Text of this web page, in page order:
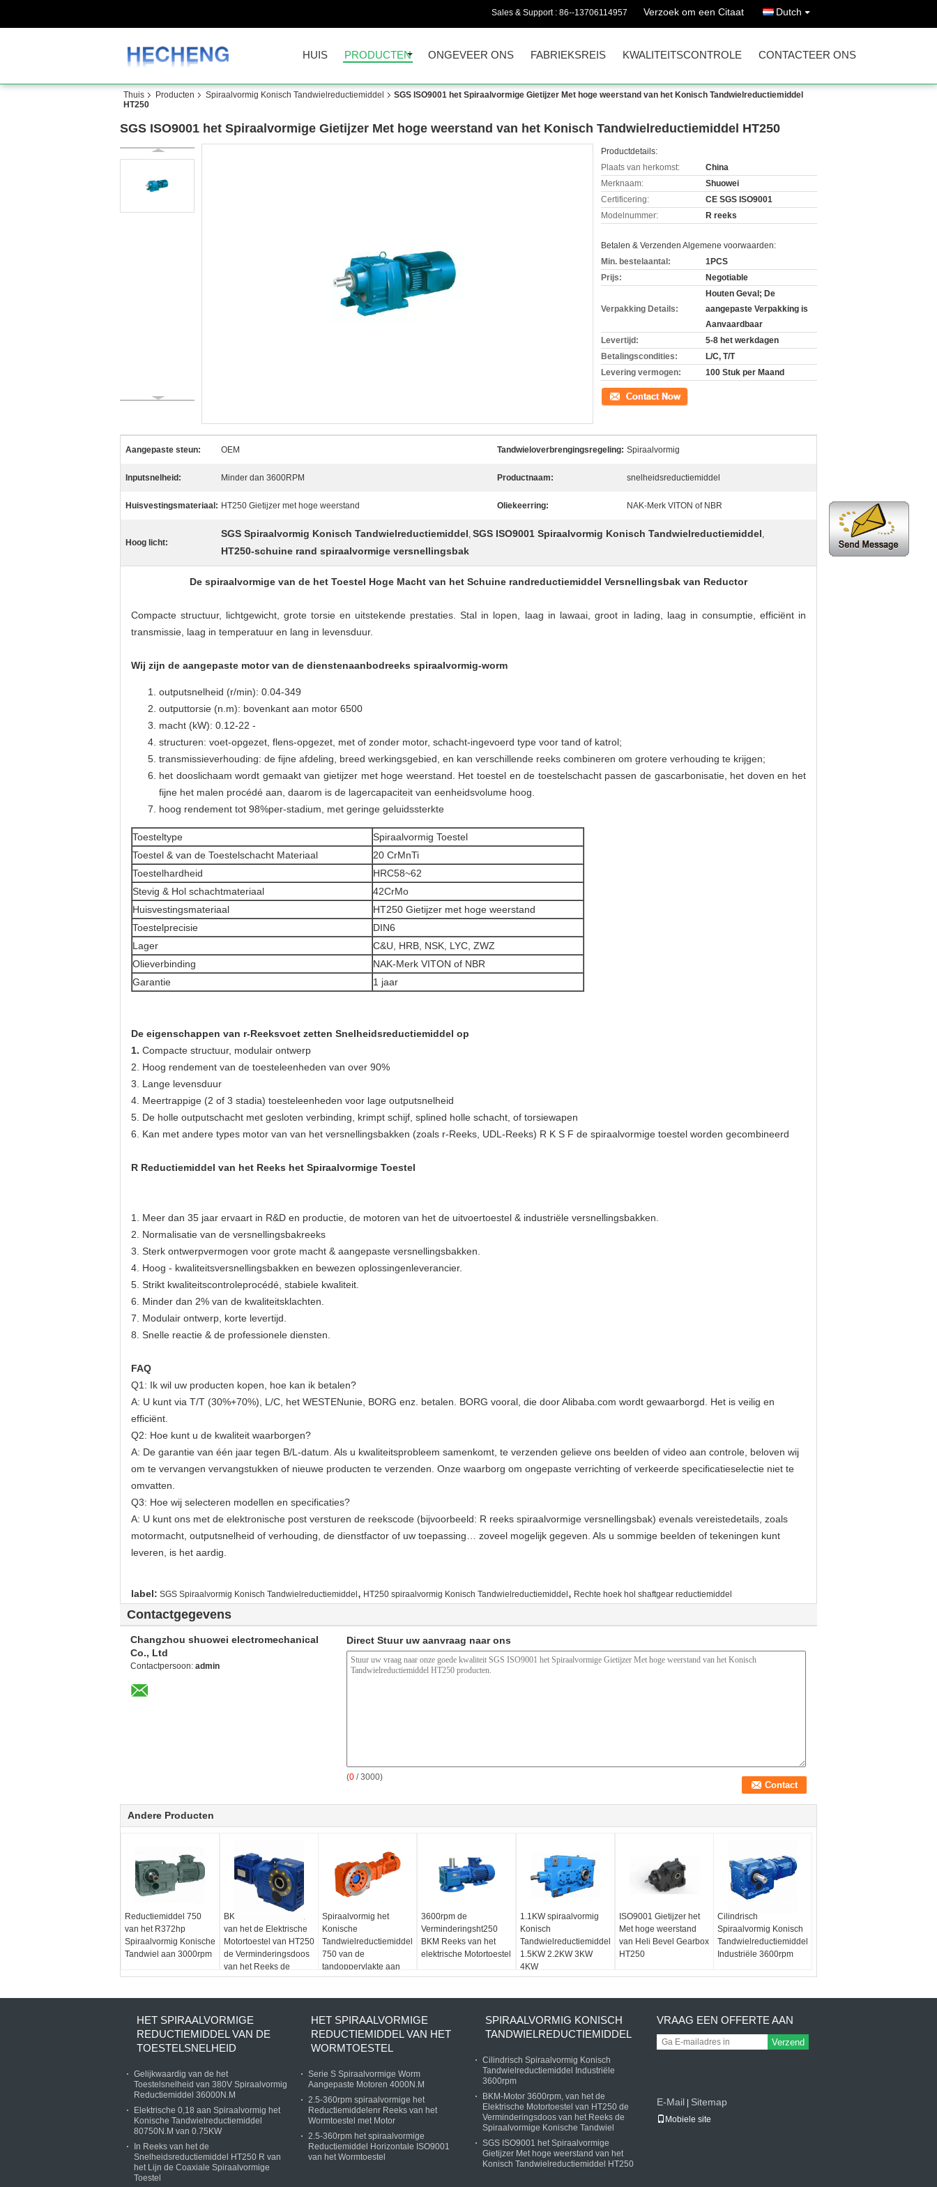
Sales & Support : 86--13706114957 Verzoek om een Citaat Dutch
HUIS PRODUCTEN ONGEVEER ONS FABRIEKSREIS KWALITEITSCONTROLE CONTACTEER ONS
Thuis Producten Spiraalvormig Konisch Tandwielreductiemiddel
SGS ISO9001 het Spiraalvormige Gietijzer Met hoge weerstand van het Konisch Tandwielreductiemiddel
HT250
SGS ISO9001 het Spiraalvormige Gietijzer Met hoge weerstand van het Konisch Tandwielreductiemiddel HT250
Productdetails:
Plaats van herkomst:
China
Merknaam:
Shuowei
Certificering:
CE SGS ISO9001
Modelnummer:
R reeks
Betalen & Verzenden Algemene voorwaarden:
Min. bestelaantal:
1PCS
Prijs:
Negotiable
Verpakking Details:
Houten Geval; De
aangepaste Verpakking is
Aanvaardbaar
Levertijd:
5-8 het werkdagen
Betalingscondities:
L/C, T/T
Levering vermogen:
100 Stuk per Maand
Contact
Aangepaste steun: OEM Tandwieloverbrengingsregeling: Spiraalvormig
Inputsnelheid: Minder dan 3600RPM Productnaam: snelheidsreductiemiddel
Huisvestingsmateriaal: HT250 Gietijzer met hoge weerstand Oliekeerring: NAK-Merk VITON of NBR
Hoog licht:
SGS Spiraalvormig Konisch Tandwielreductiemiddel, SGS ISO9001 Spiraalvormig Konisch Tandwielreductiemiddel,
HT250-schuine rand spiraalvormige versnellingsbak
De spiraalvormige van de het Toestel Hoge Macht van het Schuine randreductiemiddel Versnellingsbak van Reductor
Compacte structuur, lichtgewicht, grote torsie en uitstekende prestaties. Stal in lopen, laag in lawaai, groot in lading, laag in consumptie, efficiënt in
transmissie, laag in temperatuur en lang in levensduur.
Wij zijn de aangepaste motor van de dienstenaanbodreeks spiraalvormig-worm
outputsnelheid (r/min): 0.04-349
outputtorsie (n.m): bovenkant aan motor 6500
macht (kW): 0.12-22 -
structuren: voet-opgezet, flens-opgezet, met of zonder motor, schacht-ingevoerd type voor tand of katrol;
transmissieverhouding: de fijne afdeling, breed werkingsgebied, en kan verschillende reeks combineren om grotere verhouding te krijgen;
het dooslichaam wordt gemaakt van gietijzer met hoge weerstand. Het toestel en de toestelschacht passen de gascarbonisatie, het doven en het
fijne het malen procédé aan, daarom is de lagercapaciteit van eenheidsvolume hoog.
hoog rendement tot 98%per-stadium, met geringe geluidssterkte
Toesteltype
Spiraalvormig Toestel
Toestel & van de Toestelschacht Materiaal
20 CrMnTi
Toestelhardheid
HRC58~62
Stevig & Hol schachtmateriaal
42CrMo
Huisvestingsmateriaal
HT250 Gietijzer met hoge weerstand
Toestelprecisie
DIN6
Lager
C&U, HRB, NSK, LYC, ZWZ
Olieverbinding
NAK-Merk VITON of NBR
Garantie
1 jaar
De eigenschappen van r-Reeksvoet zetten Snelheidsreductiemiddel op
1. Compacte structuur, modulair ontwerp
2. Hoog rendement van de toesteleenheden van over 90%
3. Lange levensduur
4. Meertrappige (2 of 3 stadia) toesteleenheden voor lage outputsnelheid
5. De holle outputschacht met gesloten verbinding, krimpt schijf, splined holle schacht, of torsiewapen
6. Kan met andere types motor van van het versnellingsbakken (zoals r-Reeks, UDL-Reeks) R K S F de spiraalvormige toestel worden gecombineerd
R Reductiemiddel van het Reeks het Spiraalvormige Toestel
1. Meer dan 35 jaar ervaart in R&D en productie, de motoren van het de uitvoertoestel & industriële versnellingsbakken.
2. Normalisatie van de versnellingsbakreeks
3. Sterk ontwerpvermogen voor grote macht & aangepaste versnellingsbakken.
4. Hoog - kwaliteitsversnellingsbakken en bewezen oplossingenleverancier.
5. Strikt kwaliteitscontroleprocédé, stabiele kwaliteit.
6. Minder dan 2% van de kwaliteitsklachten.
7. Modulair ontwerp, korte levertijd.
8. Snelle reactie & de professionele diensten.
FAQ
Q1: Ik wil uw producten kopen, hoe kan ik betalen?
A: U kunt via T/T (30%+70%), L/C, het WESTENunie, BORG enz. betalen. BORG vooral, die door Alibaba.com wordt gewaarborgd. Het is veilig en
efficiënt.
Q2: Hoe kunt u de kwaliteit waarborgen?
A: De garantie van één jaar tegen B/L-datum. Als u kwaliteitsprobleem samenkomt, te verzenden gelieve ons beelden of video aan controle, beloven wij
om te vervangen vervangstukken of nieuwe producten te verzenden. Onze waarborg om ongepaste verrichting of verkeerde specificatieselectie niet te
omvatten.
Q3: Hoe wij selecteren modellen en specificaties?
A: U kunt ons met de elektronische post versturen de reekscode (bijvoorbeeld: R reeks spiraalvormige versnellingsbak) evenals vereistedetails, zoals
motormacht, outputsnelheid of verhouding, de dienstfactor of uw toepassing… zoveel mogelijk gegeven. Als u sommige beelden of tekeningen kunt
leveren, is het aardig.
label: SGS Spiraalvormig Konisch Tandwielreductiemiddel , HT250 spiraalvormig Konisch Tandwielreductiemiddel , Rechte hoek hol shaftgear reductiemiddel
Contactgegevens
Changzhou shuowei electromechanical
Co., Ltd
Contactpersoon: admin
Direct Stuur uw aanvraag naar ons
(0 / 3000)
Andere Producten
Reductiemiddel 750
van het R372hp
Spiraalvormig Konische
Tandwiel aan 3000rpm
BKM-Motor 3600rpm,
van het de Elektrische
Motortoestel van HT250
de Verminderingsdoos
van het Reeks de
Spiraalvormige
Spiraalvormig het
Konische
Tandwielreductiemiddel
750 van de
tandoppervlakte aan
3000rpm
3600rpm de
Verminderingsht250
BKM Reeks van het
elektrische Motortoestel
1.1KW spiraalvormig
Konisch
Tandwielreductiemiddel
1.5KW 2.2KW 3KW
4KW
ISO9001 Gietijzer het
Met hoge weerstand
van Heli Bevel Gearbox
HT250
Cilindrisch
Spiraalvormig Konisch
Tandwielreductiemiddel
Industriële 3600rpm
HET SPIRAALVORMIGE
REDUCTIEMIDDEL VAN DE
TOESTELSNELHEID
Gelijkwaardig van de het
Toestelsnelheid van 380V Spiraalvormig
Reductiemiddel 36000N.M
Elektrische 0,18 aan Spiraalvormig het
Konische Tandwielreductiemiddel
80750N.M van 0.75KW
In Reeks van het de
Snelheidsreductiemiddel HT250 R van
het Lijn de Coaxiale Spiraalvormige
Toestel
HET SPIRAALVORMIGE
REDUCTIEMIDDEL VAN HET
WORMTOESTEL
Serie S Spiraalvormige Worm
Aangepaste Motoren 4000N.M
2.5-360rpm spiraalvormige het
Reductiemiddelenr Reeks van het
Wormtoestel met Motor
2.5-360rpm het spiraalvormige
Reductiemiddel Horizontale ISO9001
van het Wormtoestel
SPIRAALVORMIG KONISCH
TANDWIELREDUCTIEMIDDEL
Cilindrisch Spiraalvormig Konisch
Tandwielreductiemiddel Industriële
3600rpm
BKM-Motor 3600rpm, van het de
Elektrische Motortoestel van HT250 de
Verminderingsdoos van het Reeks de
Spiraalvormige Konische Tandwiel
SGS ISO9001 het Spiraalvormige
Gietijzer Met hoge weerstand van het
Konisch Tandwielreductiemiddel HT250
VRAAG EEN OFFERTE AAN
Verzend
E-Mail Sitemap
Mobiele site